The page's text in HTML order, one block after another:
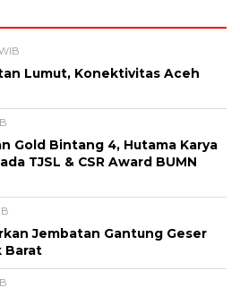
Lumut, Konektivitas Aceh
Gold Bintang 4, Hutama Karya
TJSL & CSR Award BUMN
Jembatan Gantung Geser
Barat